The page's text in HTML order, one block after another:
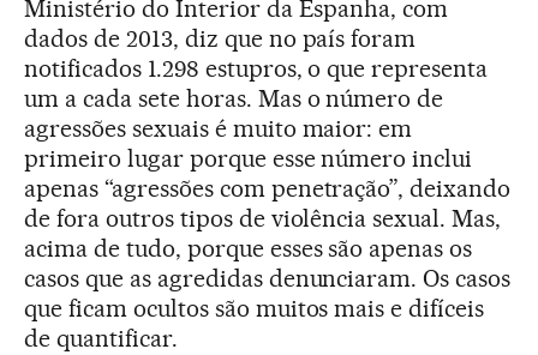
Ministério do Interior da Espanha, com
dados de 2013, diz que no país foram
notificados 1.298 estupros, o que representa
um a cada sete horas. Mas o número de
agressões sexuais é muito maior: em
primeiro lugar porque esse número inclui
apenas “agressões com penetração”, deixando
de fora outros tipos de violência sexual. Mas,
acima de tudo, porque esses são apenas os
casos que as agredidas denunciaram. Os casos
que ficam ocultos são muitos mais e difíceis
de quantificar.